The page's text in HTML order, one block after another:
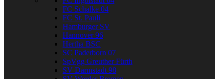
FC Schalke 04
FC St. Pauli
Hamburger SV
Hannover 96
Hertha BSC
SC Paderborn 07
SpVgg Greuther Fürth
SV Darmstadt 98